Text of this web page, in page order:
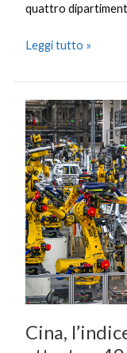
quattro
Leggi tutto »
Cina,
Cina,
l’indice
PMI
manifatturiero
si
attesta
a
49
a
ottobre